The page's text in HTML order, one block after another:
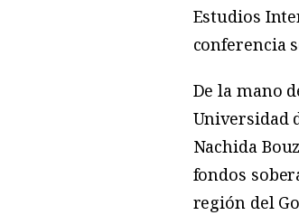
Estudios
conferencia
De la mano
Universidad
Nachida
fondos
región del